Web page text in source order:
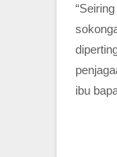
ibu